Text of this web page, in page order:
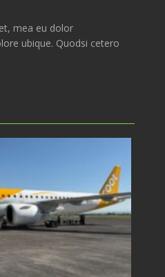
mea eu dolor
ubique. Quodsi cetero